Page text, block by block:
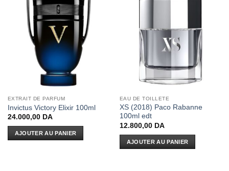
EXTRAIT DE PARFUM
Invictus Victory Elixir 100ml
24.000,00 DA
AJOUTER AU PANIER
EAU DE TOILLETE
XS (2018) Paco Rabanne
100ml edt
12.800,00 DA
AJOUTER AU PANIER